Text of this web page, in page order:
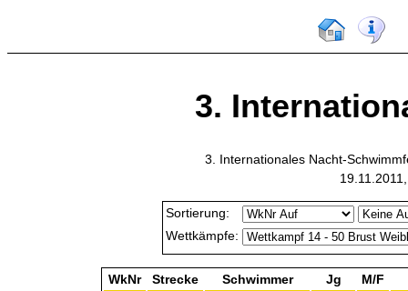
3.
3. Internationales Nacht-
Sortierung:
Wettkämpfe:
WkNr Strecke Schwimmer Jg
M/F